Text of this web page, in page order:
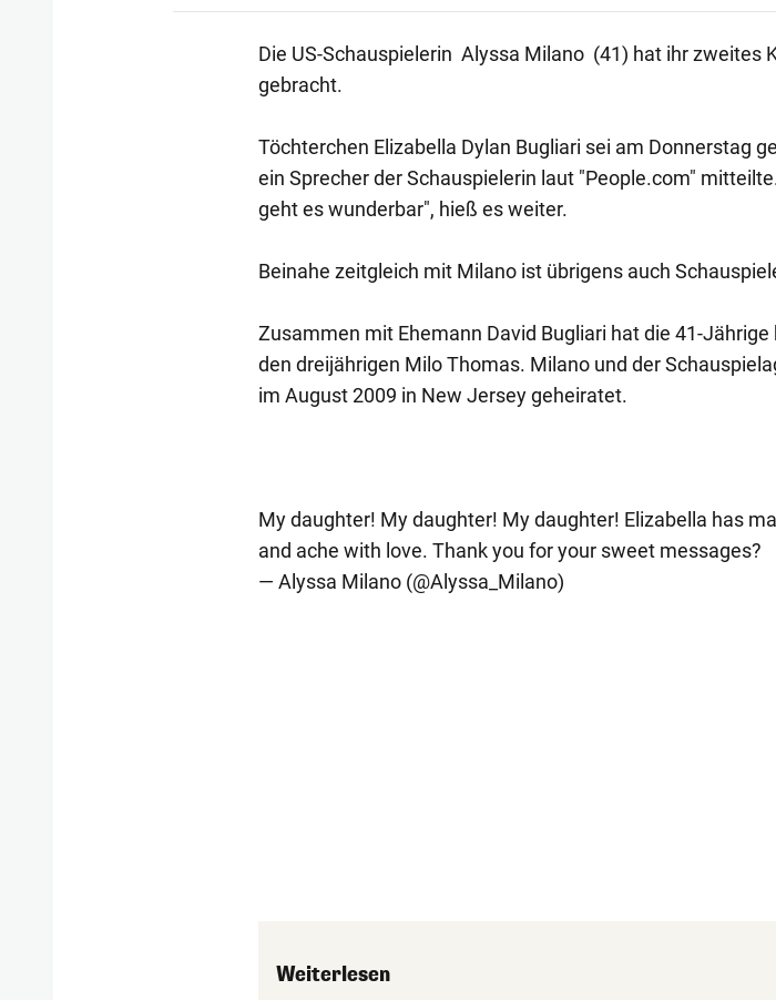
Die US-Schauspielerin Alyssa Milano (41) hat ihr zweites
gebracht.
Töchterchen Elizabella Dylan Bugliari sei am Donnerstag
ein Sprecher der Schauspielerin laut "People.com"
geht es wunderbar", hieß es weiter.
Beinahe zeitgleich mit Milano ist übrigens auch
Zusammen mit Ehemann David Bugliari hat die 41-Jährige
den dreijährigen Milo Thomas. Milano und der
im August 2009 in New Jersey geheiratet.
My daughter! My daughter! My daughter! Elizabella has
and ache with love. Thank you for your sweet messages?
— Alyssa Milano (@Alyssa_Milano)
Weiterlesen